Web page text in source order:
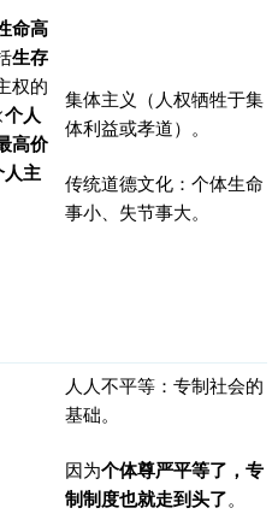
命高
生存
权的
个人
高价
主
集体主义（人权牺牲于集
体利益或孝道）。
传统道德文化：个体生命
事小、失节事大。
人人不平等：专制社会的
基础。
因为个体尊严平等了，专
制制度也就走到头了。